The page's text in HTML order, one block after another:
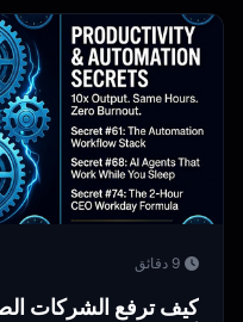
9 دقائق
كيف ترفع الشركات